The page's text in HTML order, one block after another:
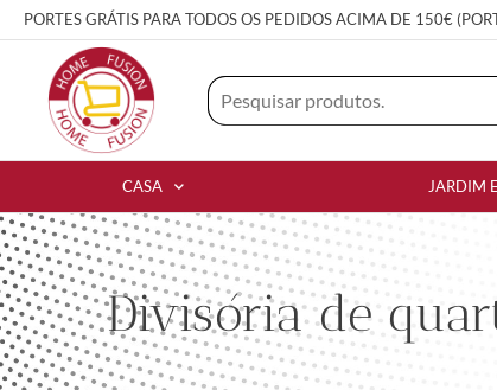
PORTES GRÁTIS PARA TODOS OS PEDIDOS ACIMA DE 150€
CASA JARDIM
Divisória de